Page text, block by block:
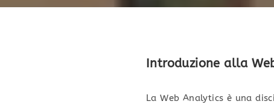
Introduzione alla
La Web Analytics è una